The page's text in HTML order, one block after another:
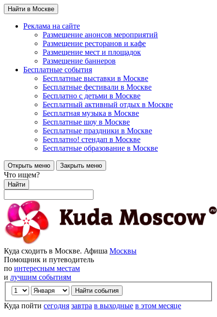
Найти в Москве
Реклама на сайте
Размещение анонсов мероприятий
Размещение ресторанов и кафе
Размещение мест и площадок
Размещение баннеров
Бесплатные события
Бесплатные выставки в Москве
Бесплатные фестивали в Москве
Бесплатно с детьми в Москве
Бесплатный активный отдых в Москве
Бесплатная музыка в Москве
Бесплатные шоу в Москве
Бесплатные праздники в Москве
Бесплатно! стендап в Москве
Бесплатные образование в Москве
Открыть меню Закрыть меню
Что ищем?
Найти
Куда сходить в Москве. Афиша Москвы
Помощник и путеводитель
по интересным местам
и лучшим событиям
Куда пойти сегодня завтра в выходные в этом месяце